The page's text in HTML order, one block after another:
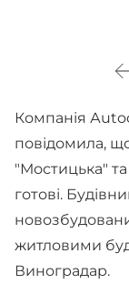
Компанія
повідомила,
"Мостицька"
готові.
житловими
Виноградар.